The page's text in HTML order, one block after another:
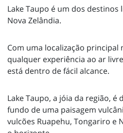
Lake Taupo é um dos
Nova Zelândia.
Com uma localização
qualquer experiência ao ar
está dentro de fácil alcance.
Lake Taupo, a jóia da região,
fundo de uma paisagem
vulcões Ruapehu, Tongariro e